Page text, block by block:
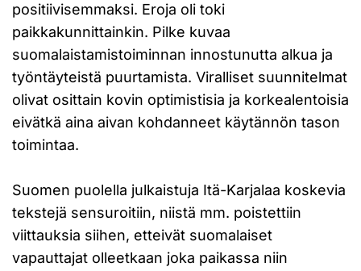
positiivisemmaksi. Eroja oli toki
paikkakunnittainkin. Pilke kuvaa
suomalaistamistoiminnan innostunutta alkua ja
työntäyteistä puurtamista. Viralliset suunnitelmat
olivat osittain kovin optimistisia ja korkealentoisia
eivätkä aina aivan kohdanneet käytännön tason
toimintaa.
Suomen puolella julkaistuja Itä-Karjalaa koskevia
tekstejä sensuroitiin, niistä mm. poistettiin
viittauksia siihen, etteivät suomalaiset
vapauttajat olleetkaan joka paikassa niin